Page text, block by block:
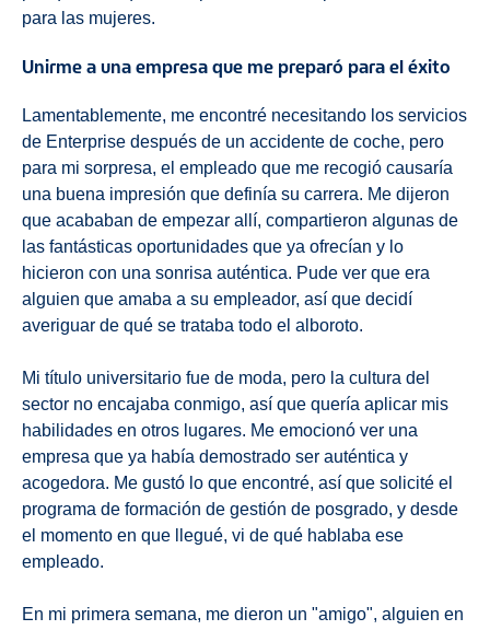
para las mujeres.
Unirme a una empresa que me preparó para el éxito
Lamentablemente, me encontré necesitando los servicios
de Enterprise después de un accidente de coche, pero
para mi sorpresa, el empleado que me recogió causaría
una buena impresión que definía su carrera. Me dijeron
que acababan de empezar allí, compartieron algunas de
las fantásticas oportunidades que ya ofrecían y lo
hicieron con una sonrisa auténtica. Pude ver que era
alguien que amaba a su empleador, así que decidí
averiguar de qué se trataba todo el alboroto.
Mi título universitario fue de moda, pero la cultura del
sector no encajaba conmigo, así que quería aplicar mis
habilidades en otros lugares. Me emocionó ver una
empresa que ya había demostrado ser auténtica y
acogedora. Me gustó lo que encontré, así que solicité el
programa de formación de gestión de posgrado, y desde
el momento en que llegué, vi de qué hablaba ese
empleado.
En mi primera semana, me dieron un "amigo", alguien en